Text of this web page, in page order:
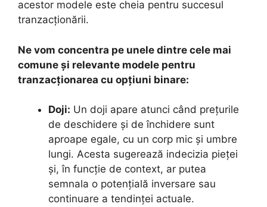
acestor modele este cheia pentru succesul
tranzacționării.
Ne vom concentra pe unele dintre cele mai
comune și relevante modele pentru
tranzacționarea cu opțiuni binare:
Doji: Un doji apare atunci când prețurile
de deschidere și de închidere sunt
aproape egale, cu un corp mic și umbre
lungi. Acesta sugerează indecizia pieței
și, în funcție de context, ar putea
semnala o potențială inversare sau
continuare a tendinței actuale.